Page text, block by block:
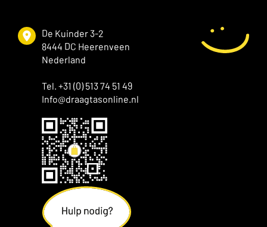
De Kuinder 3-2
8444 DC Heerenveen
Nederland
Tel. +31 (0) 513 74 51 49
Info@draagtasonline.nl